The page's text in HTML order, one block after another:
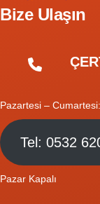
Bize Ulaşın
Pazartesi –
Tel: 0532
Pazar Kapalı